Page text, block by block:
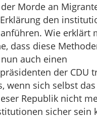
Morde an
den
Wie erklärt
dass diese
auch einen
der CDU
wenn sich selbst
Republik nicht
sicher sein